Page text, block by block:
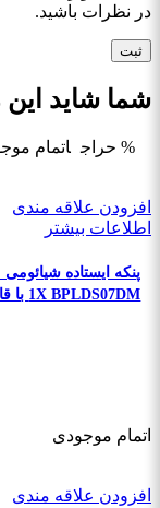
در نظرات باشید.
شما شاید
% حراج اتمام
افزودن علاقه مندی
اطلاعات بیشتر
1X BPLDS07DM با قابلیت راه اندازی با پاوربانک
اتمام موجودی
افزودن علاقه مندی